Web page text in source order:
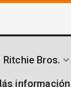
Ritchie Bros.
información